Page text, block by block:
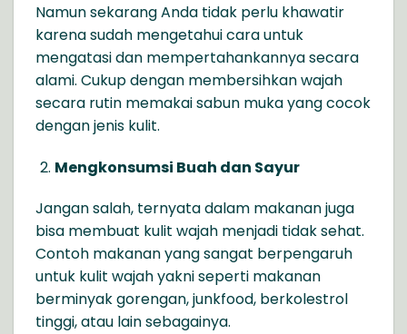
Namun sekarang Anda tidak perlu khawatir
karena sudah mengetahui cara untuk
mengatasi dan mempertahankannya secara
alami. Cukup dengan membersihkan wajah
secara rutin memakai sabun muka yang cocok
dengan jenis kulit.
Mengkonsumsi Buah dan Sayur
Jangan salah, ternyata dalam makanan juga
bisa membuat kulit wajah menjadi tidak sehat.
Contoh makanan yang sangat berpengaruh
untuk kulit wajah yakni seperti makanan
berminyak gorengan, junkfood, berkolestrol
tinggi, atau lain sebagainya.